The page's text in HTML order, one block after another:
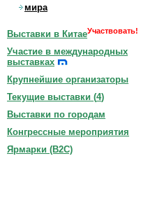
мира
Выставки в КитаеУчаствовать!
Участие в международных
выставках
Крупнейшие организаторы
Текущие выставки (4)
Выставки по городам
Конгрессные мероприятия
Ярмарки (B2C)